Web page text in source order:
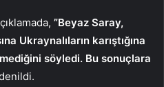
”Beyaz Saray,
Ukraynalıların karıştığına
söyledi. Bu sonuçlara